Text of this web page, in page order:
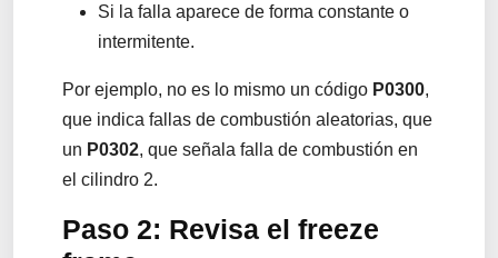
Si la falla aparece de forma constante o
intermitente.
Por ejemplo, no es lo mismo un código P0300,
que indica fallas de combustión aleatorias, que
un P0302, que señala falla de combustión en
el cilindro 2.
Paso 2: Revisa el freeze